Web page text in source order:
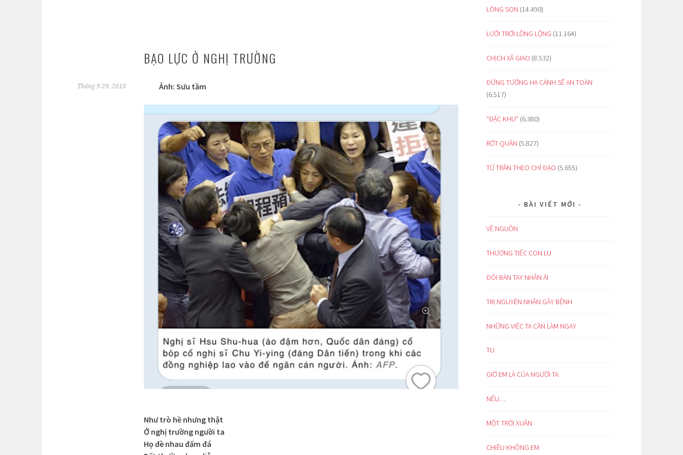
BẠO LỰC Ở NGHỊ TRƯỜNG
Tháng 9 29, 2018 Ảnh: Sưu tầm
Như trò hề nhưng thật
Ở nghị trường người ta
Họ đè nhau đấm đá
LÒNG SON (14.490)
LƯỚI TRỜI LỒNG LỘNG (11.164)
CHỊCH XÃ GIAO (8.532)
ĐỪNG TƯỞNG HẠ CÁNH SẼ AN TOÀN
(6.517)
“ĐẶC KHU” (6.380)
RỚT QUẦN (5.827)
TỪ TRẦN THEO CHỈ ĐẠO (5.655)
BÀI VIẾT MỚI
VỀ NGUỒN
THƯƠNG TIẾC CON LU
ĐÔI BÀN TAY NHÂN ÁI
TRỊ NGUYÊN NHÂN GÂY BỆNH
NHỮNG VIỆC TA CẦN LÀM NGAY
TU
GIỜ EM LÀ CỦA NGƯỜI TA
NẾU…
MỘT TRỜI XUÂN
CHIỀU KHÔNG EM